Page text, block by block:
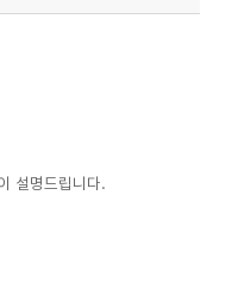
설명드립니다.